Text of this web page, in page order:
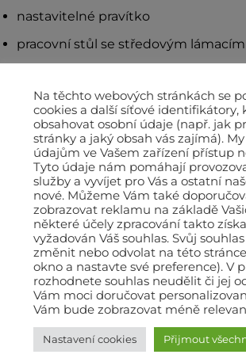
nastavitelné pravítko
pracovní stůl se středovým
Technické údaje
Maximální délka řezu
Max. rozměr pro diagonální řez
Max. síla řezaného materiálu
Průměr řezného kolečka
Na těchto webových stránkách se
cookies a další síťové identifikátory,
obsahovat osobní údaje (např. jak
stránky a jaký obsah vás zajímá).
údajům ve Vašem zařízení přístup
Tyto údaje nám pomáhají
služby a vyvíjet pro Vás a ostatní
nové. Můžeme Vám také
zobrazovat reklamu na základě
některé účely zpracování takto
vyžadován Váš souhlas. Svůj
změnit nebo odvolat na této
okno a nastavte své preference). V
rozhodnete souhlas neudělit či jej
Vám moci doručovat
Vám bude zobrazovat méně
Nastavení cookies Přijmout